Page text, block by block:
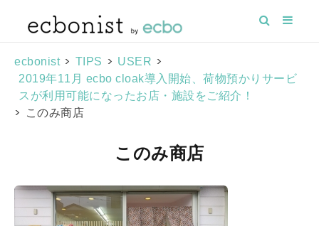
ecbonist > TIPS > USER >
2019年11月 ecbo cloak導入開始、荷物預かりサービ
スが利用可能になったお店・施設をご紹介！
> このみ商店
このみ商店